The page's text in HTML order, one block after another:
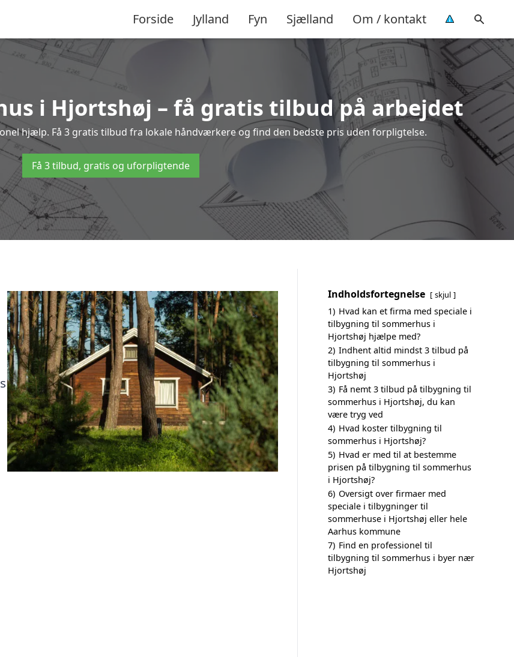
Forside Jylland Fyn Sjælland Om / kontakt
i Hjortshøj – få gratis tilbud på arbejdet
hjælp. Få 3 gratis tilbud fra lokale håndværkere og find den bedste pris uden forpligtelse.
Få 3 tilbud, gratis og uforpligtende
Indholdsfortegnelse skjul
1) Hvad kan et firma med speciale i
tilbygning til sommerhus i
Hjortshøj hjælpe med?
2) Indhent altid mindst 3 tilbud på
tilbygning til sommerhus i
Hjortshøj
3) Få nemt 3 tilbud på tilbygning til
sommerhus i Hjortshøj, du kan
være tryg ved
4) Hvad koster tilbygning til
sommerhus i Hjortshøj?
5) Hvad er med til at bestemme
prisen på tilbygning til sommerhus
i Hjortshøj?
6) Oversigt over firmaer med
speciale i tilbygninger til
sommerhuse i Hjortshøj eller hele
Aarhus kommune
7) Find en professionel til
tilbygning til sommerhus i byer nær
Hjortshøj